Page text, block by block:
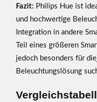
Fazit: Philips Hue ist
und hochwertige
Integration in andere
Teil eines größeren
jedoch besonders für
Beleuchtungslösung